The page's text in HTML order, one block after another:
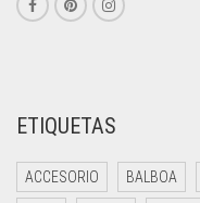
ETIQUETAS
ACCESORIO BALBOA